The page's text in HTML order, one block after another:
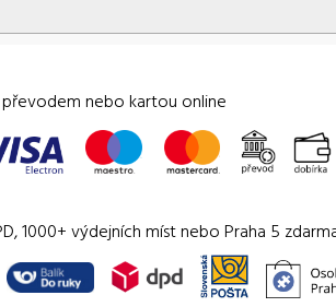
nebo kartou online
1000+ výdejních míst nebo Praha 5